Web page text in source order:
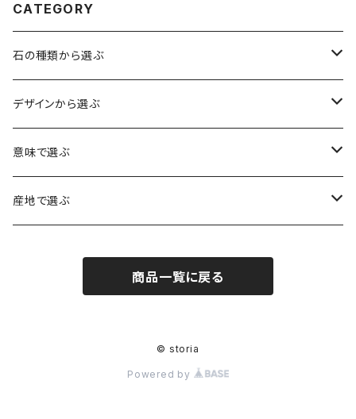
CATEGORY
石の種類から選ぶ
水晶（クォーツ）
アイリスクォーツ（虹入り水晶）
ヒマラヤ水晶
ローズクォーツ（紅水晶）
アメジスト（紫水晶）
スモーキークォーツ（煙水晶）
アイリススモーキークォーツ（虹入り水晶）
デザインから選ぶ
龍彫刻（水晶）
龍彫刻（オニキス）
意味で選ぶ
魔除け・厄除け
癒やし・ヒーリング
産地で選ぶ
商品一覧に戻る
© storia
Powered by